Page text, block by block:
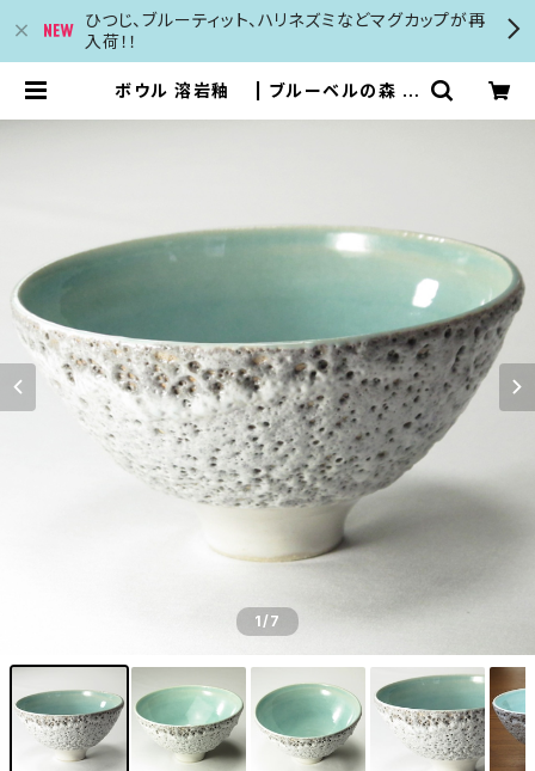
ひつじ、ブルーティット、ハリネズミなどマグカップが再
入荷！！
ボウル 溶岩釉 | ブルーベルの森 英
1/7